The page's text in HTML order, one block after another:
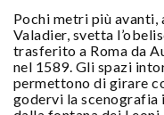
Pochi metri più avanti,
Valadier, svetta
trasferito a Roma da
nel 1589. Gli spazi
permettono di girare
godervi la scenografia